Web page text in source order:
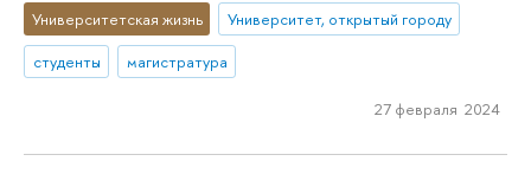
Университетская жизнь
Университет, открытый городу
студенты
магистратура
27 февраля 2024